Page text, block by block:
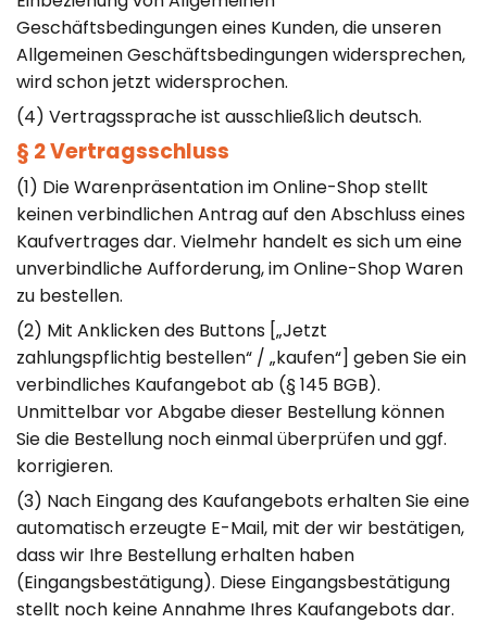
Geschäftsbedingungen eines Kunden, die unseren
Allgemeinen Geschäftsbedingungen widersprechen,
wird schon jetzt widersprochen.
(4) Vertragssprache ist ausschließlich deutsch.
§ 2 Vertragsschluss
(1) Die Warenpräsentation im Online-Shop stellt
keinen verbindlichen Antrag auf den Abschluss eines
Kaufvertrages dar. Vielmehr handelt es sich um eine
unverbindliche Aufforderung, im Online-Shop Waren
zu bestellen.
(2) Mit Anklicken des Buttons [„Jetzt
zahlungspflichtig bestellen“ / „kaufen“] geben Sie ein
verbindliches Kaufangebot ab (§ 145 BGB).
Unmittelbar vor Abgabe dieser Bestellung können
Sie die Bestellung noch einmal überprüfen und ggf.
korrigieren.
(3) Nach Eingang des Kaufangebots erhalten Sie eine
automatisch erzeugte E-Mail, mit der wir bestätigen,
dass wir Ihre Bestellung erhalten haben
(Eingangsbestätigung). Diese Eingangsbestätigung
stellt noch keine Annahme Ihres Kaufangebots dar.